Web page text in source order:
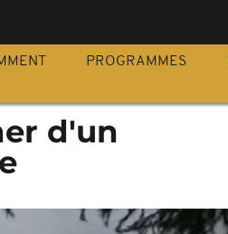
PROGRAMMES
d'un